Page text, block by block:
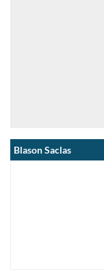
Blason Saclas